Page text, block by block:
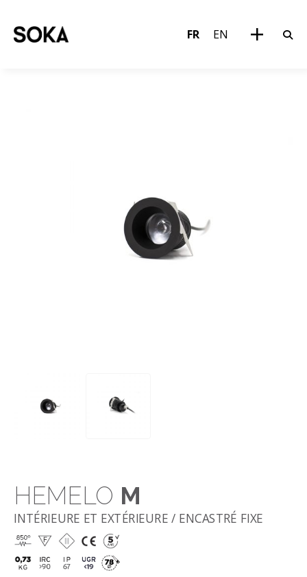
FR EN
HEMELO M
INTÉRIEURE ET EXTÉRIEURE / ENCASTRÉ FIXE